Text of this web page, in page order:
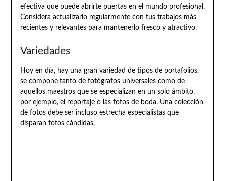
efectiva que puede abrirte puertas en el mundo profesional.
Considera actualizarlo regularmente con tus trabajos más
recientes y relevantes para mantenerlo fresco y atractivo.
Variedades
Hoy en día, hay una gran variedad de tipos de portafolios.
se compone tanto de fotógrafos universales como de
aquellos maestros que se especializan en un solo ámbito,
por ejemplo, el reportaje o las fotos de boda. Una colección
de fotos debe ser incluso estrecha especialistas que
disparan fotos cándidas.